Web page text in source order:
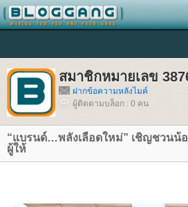
สมาชิกหมายเลข
ฝากข้อความหลังไมค์
ผู้ติดตามบล็อก : 0 คน
“แบรนด์…พลังเลือดใหม่” เชิญชวนน้
ผู้ให้